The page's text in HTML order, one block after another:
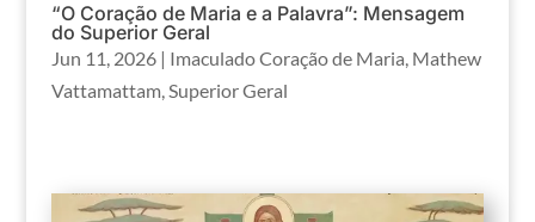
“O Coração de Maria e a Palavra”: Mensagem
do Superior Geral
Jun 11, 2026| Imaculado Coração de Maria, Mathew
Vattamattam,Superior Geral